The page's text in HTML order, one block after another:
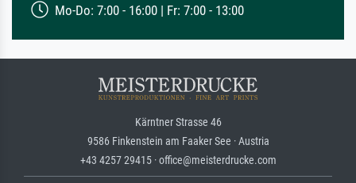
Mo-Do: 7:00 - 16:00 | Fr: 7:00 - 13:00
Kärntner Strasse 46
9586 Finkenstein am Faaker See · Austria
+43 4257 29415 · office@meisterdrucke.com